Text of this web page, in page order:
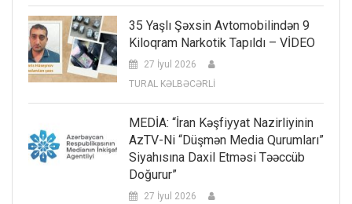
35 Yaşlı Şəxsin Avtomobilindən 9
Kiloqram Narkotik Tapıldı – VİDEO
27 İyul 2026
TURAL KƏLBƏCƏRLİ
MEDİA: “İran Kəşfiyyat Nazirliyinin
AzTV-Ni “düşmən Media Qurumları”
Siyahısına Daxil Etməsi Təəccüb
Doğurur”
27 İyul 2026